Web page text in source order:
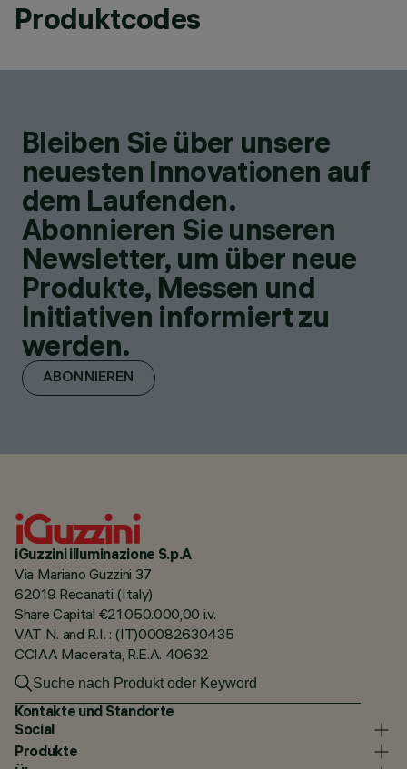
Produktcodes
Bleiben Sie über unsere
neuesten Innovationen auf
dem Laufenden.
Abonnieren Sie unseren
Newsletter, um über neue
Produkte, Messen und
Initiativen informiert zu
werden.
ABONNIEREN
iGuzzini illuminazione S.p.A
Via Mariano Guzzini 37
62019 Recanati (Italy)
Share Capital €21.050.000,00 i.v.
VAT N. and R.I. : (IT)00082630435
CCIAA Macerata, R.E.A. 40632
Kontakte und Standorte
Social
Produkte